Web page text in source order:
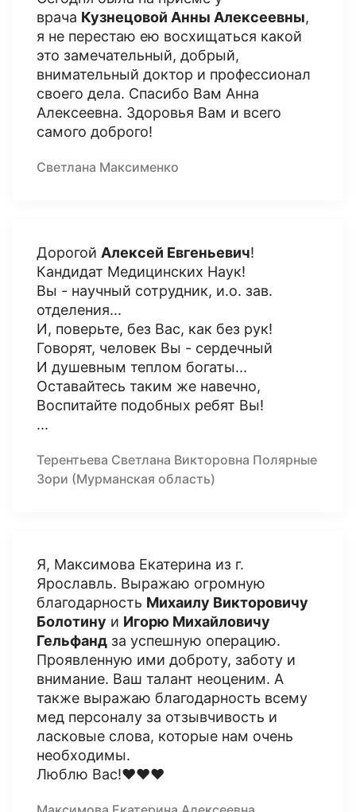
врача Кузнецовой Анны Алексеевны,
я не перестаю ею восхищаться какой
это замечательный, добрый,
внимательный доктор и профессионал
своего дела. Спасибо Вам Анна
Алексеевна. Здоровья Вам и всего
самого доброго!
Светлана Максименко
Дорогой Алексей Евгеньевич!
Кандидат Медицинских Наук!
Вы - научный сотрудник, и.о. зав.
отделения...
И, поверьте, без Вас, как без рук!
Говорят, человек Вы - сердечный
И душевным теплом богаты...
Оставайтесь таким же навечно,
Воспитайте подобных ребят Вы!
...
Терентьева Светлана Викторовна Полярные
Зори (Мурманская область)
Я, Максимова Екатерина из г.
Ярославль. Выражаю огромную
благодарность Михаилу Викторовичу
Болотину и Игорю Михайловичу
Гельфанд за успешную операцию.
Проявленную ими доброту, заботу и
внимание. Ваш талант неоценим. А
также выражаю благодарность всему
мед персоналу за отзывчивость и
ласковые слова, которые нам очень
необходимы.
Люблю Вас!♥️♥️♥️